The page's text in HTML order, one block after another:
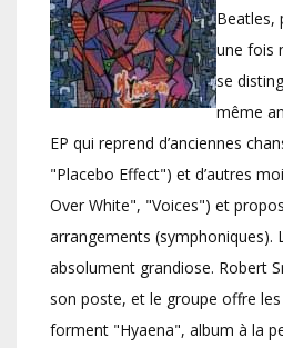
Beatles,
une fois
se
même
EP qui reprend d’anciennes
"Placebo Effect") et d’autres
Over White", "Voices") et
arrangements (symphoniques).
absolument grandiose. Robert
son poste, et le groupe offre
forment "Hyaena", album à la